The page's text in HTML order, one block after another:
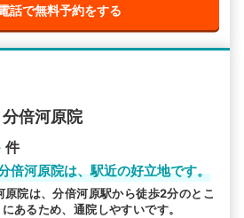
話で無料予約をする
倍河原院
件
倍河原院は、駅近の好立地です。
院は、分倍河原駅から徒歩2分のとこ
あるため、通院しやすいです。